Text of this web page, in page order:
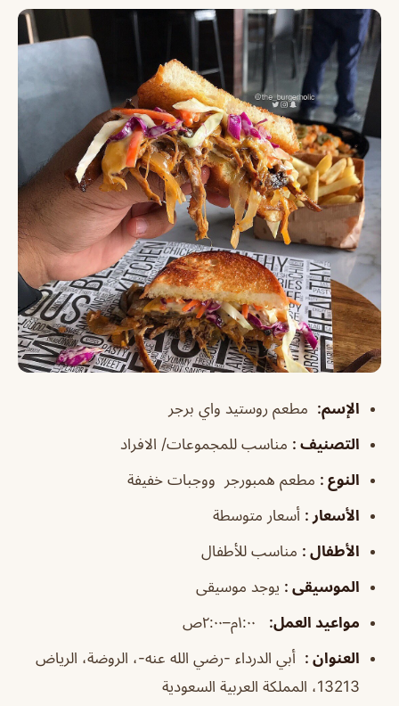
الإسم: مطعم روستيد واي برجر
التصنيف : مناسب للمجموعات/ الافراد
النوع : مطعم همبورجر ووجبات خفيفة
الأسعار : أسعار متوسطة
الأطفال : مناسب للأطفال
الموسيقى : يوجد موسيقى
مواعيد العمل:
العنوان : أبي الدرداء -رضي الله عنه-، الروضة، الرياض
13213، المملكة العربية السعودية